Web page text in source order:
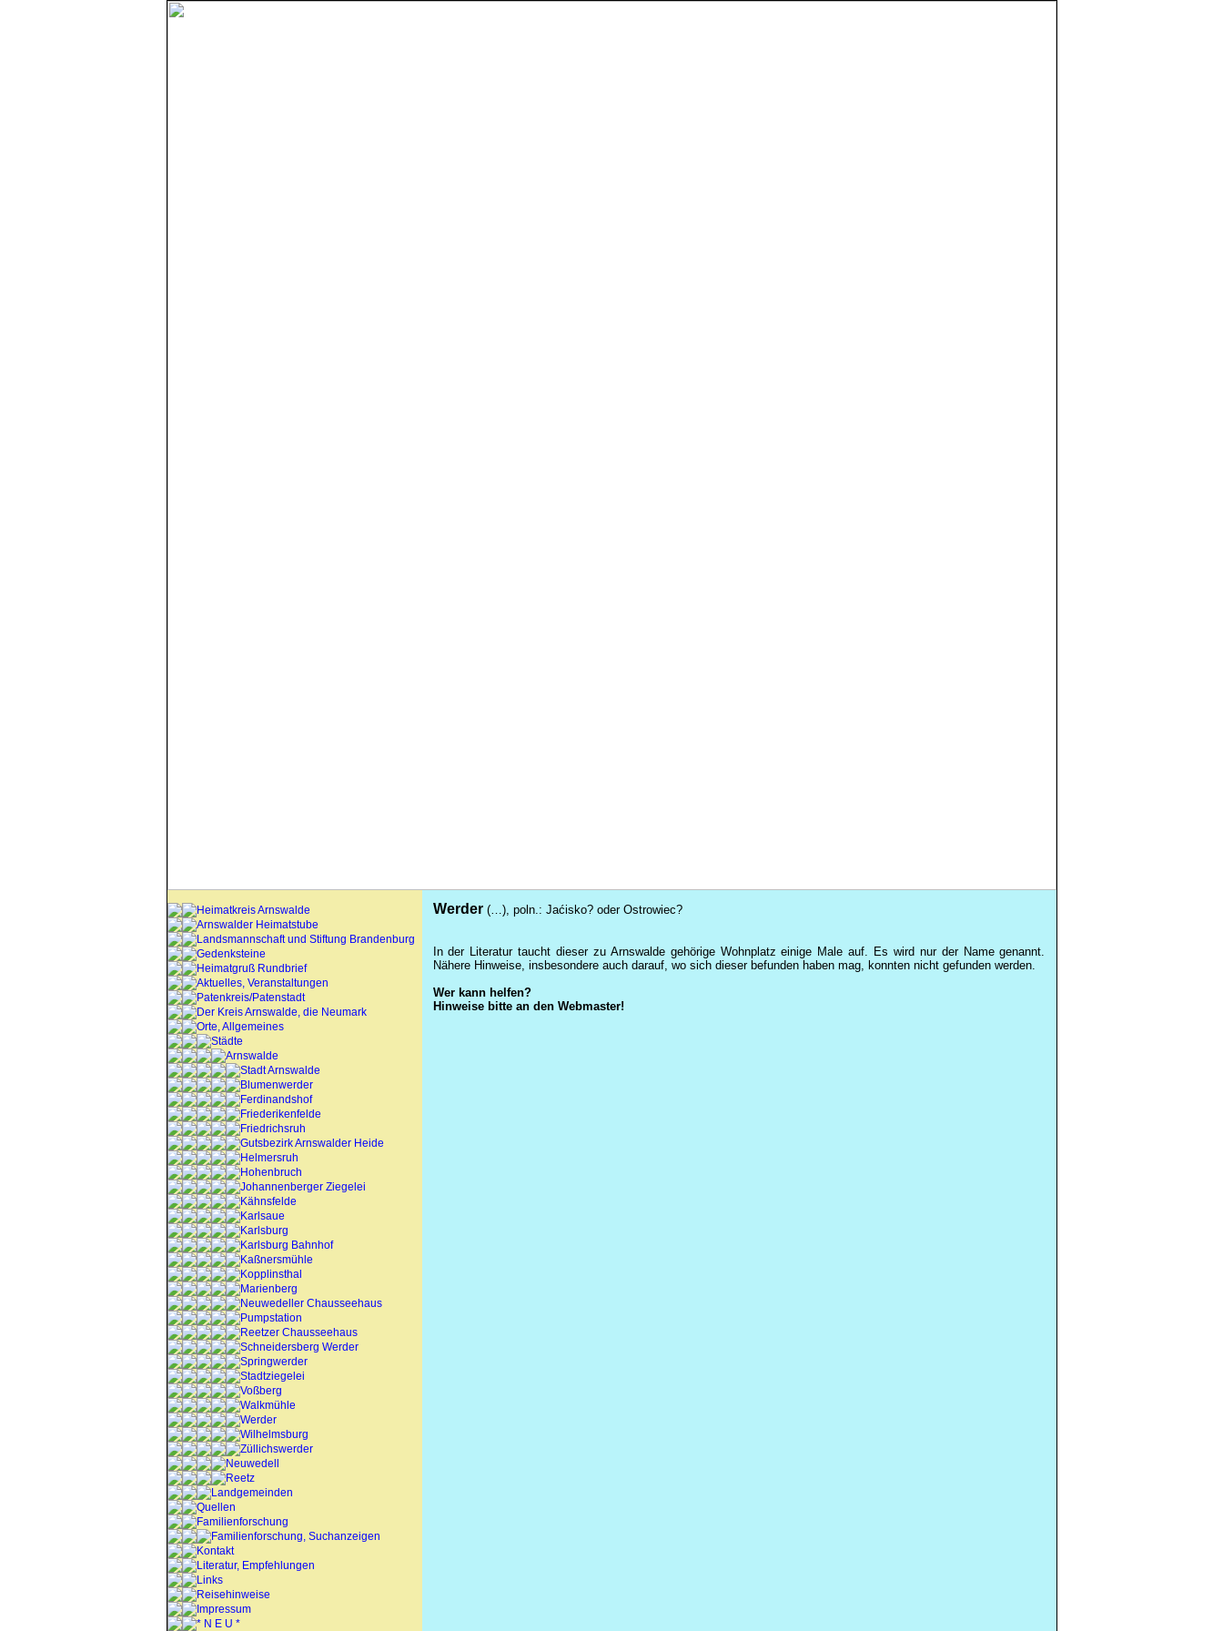
Heimatkreis Arnswalde
Arnswalder Heimatstube
Landsmannschaft und Stiftung Brandenburg
Gedenksteine
Heimatgruß Rundbrief
Aktuelles, Veranstaltungen
Patenkreis/Patenstadt
Der Kreis Arnswalde, die Neumark
Orte, Allgemeines
Städte
Arnswalde
Stadt Arnswalde
Blumenwerder
Ferdinandshof
Friederikenfelde
Friedrichsruh
Gutsbezirk Arnswalder Heide
Helmersruh
Hohenbruch
Johannenberger Ziegelei
Kähnsfelde
Karlsaue
Karlsburg
Karlsburg Bahnhof
Kaßnersmühle
Kopplinsthal
Marienberg
Neuwedeller Chausseehaus
Pumpstation
Reetzer Chausseehaus
Schneidersberg Werder
Springwerder
Stadtziegelei
Voßberg
Walkmühle
Werder
Wilhelmsburg
Züllichswerder
Neuwedell
Reetz
Landgemeinden
Quellen
Familienforschung
Familienforschung, Suchanzeigen
Kontakt
Literatur, Empfehlungen
Links
Reisehinweise
Impressum
* N E U *
Werder(…), poln.: Jaćisko? oder Ostrowiec?
In der Literatur taucht dieser zu Arnswalde gehörige Wohnplatz einige Male auf. Es wird nur der Name genannt.
Nähere Hinweise, insbesondere auch darauf, wo sich dieser befunden haben mag, konnten nicht gefunden werden.
Wer kann helfen?
Hinweise bitte an den Webmaster!